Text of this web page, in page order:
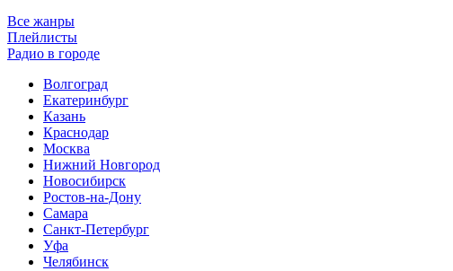
Все жанры
Плейлисты
Радио в городе
Волгоград
Екатеринбург
Казань
Краснодар
Москва
Нижний Новгород
Новосибирск
Ростов-на-Дону
Самара
Санкт-Петербург
Уфа
Челябинск